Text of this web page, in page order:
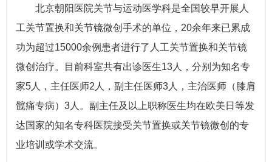
北京朝阳医院关节与运动医学科是全国较早开展人
工关节置换和关节镜微创手术的单位，20余年来已累成
功为超过15000余例患者进行了人工关节置换和关节镜
微创治疗。目前科室共有出诊医生13人，分别为知名专
家5人，主任医师2人，副主任医师3人，主治医师（膝肩
髋痛专病）3人。副主任及以上职称医生均在欧美日等发
达国家的知名专科医院接受关节置换或关节镜微创的专
业培训或学术交流。